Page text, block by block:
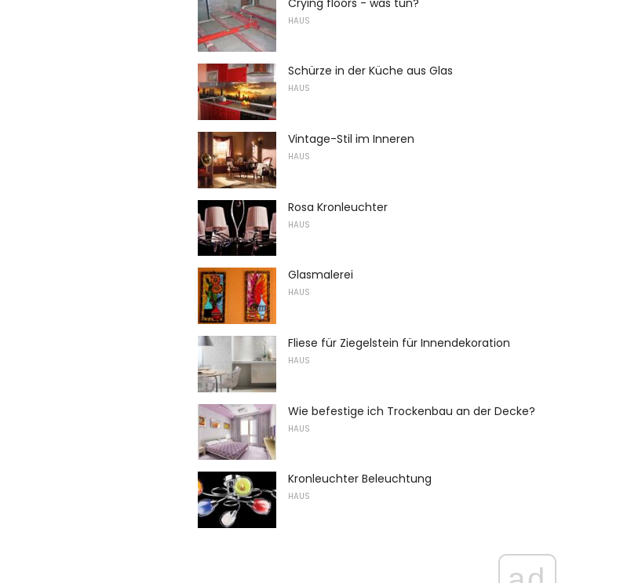
HAUS
Schürze in der Küche aus Glas
HAUS
Vintage-Stil im Inneren
HAUS
Rosa Kronleuchter
HAUS
Glasmalerei
HAUS
Fliese für Ziegelstein für Innendekoration
HAUS
Wie befestige ich Trockenbau an der Decke?
HAUS
Kronleuchter Beleuchtung
HAUS